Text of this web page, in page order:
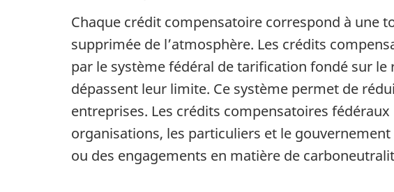
Chaque crédit compensatoire correspond à une
supprimée de l’atmosphère. Les crédits
par le système fédéral de tarification fondé sur
dépassent leur limite. Ce système permet de
entreprises. Les crédits compensatoires
organisations, les particuliers et le
ou des engagements en matière de